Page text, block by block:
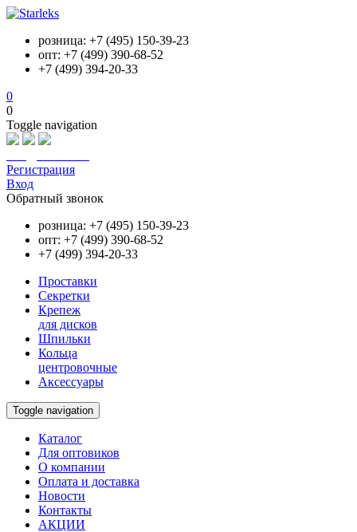
розница: +7 (495) 150-39-23
опт: +7 (499) 390-68-52
+7 (499) 394-20-33
0
0
Toggle navigation
Регистрация
Вход
Обратный звонок
розница: +7 (495) 150-39-23
опт: +7 (499) 390-68-52
+7 (499) 394-20-33
Проставки
Секретки
Крепеж
для дисков
Шпильки
Кольца
центровочные
Аксессуары
Toggle navigation
Каталог
Для оптовиков
О компании
Оплата и доставка
Новости
Контакты
АКЦИИ